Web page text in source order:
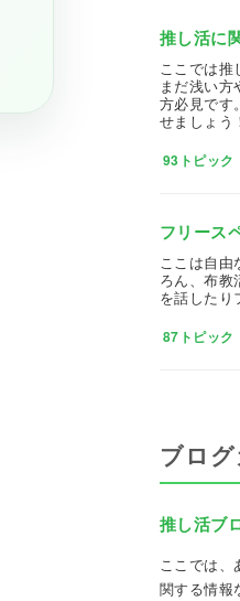
推し活に
ここでは
まだ浅い
方必見です
せましょう
93トピック
フリース
ここは自
ろん、布教
を話したり
87トピック
ブロ
推し活ブ
ここでは、
関する情報